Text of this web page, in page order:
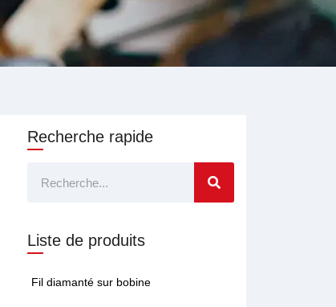
Recherche rapide
Rechercher
Liste de produits
Fil diamanté sur bobine